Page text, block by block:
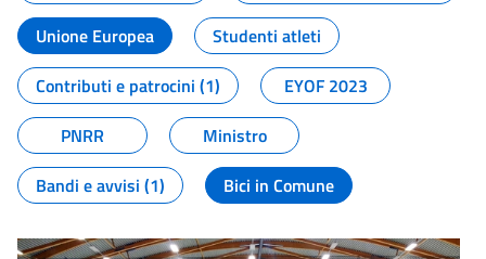
Unione Europea
Studenti atleti
Contributi e patrocini (1)
EYOF 2023
PNRR
Ministro
Bandi e avvisi (1)
Bici in Comune